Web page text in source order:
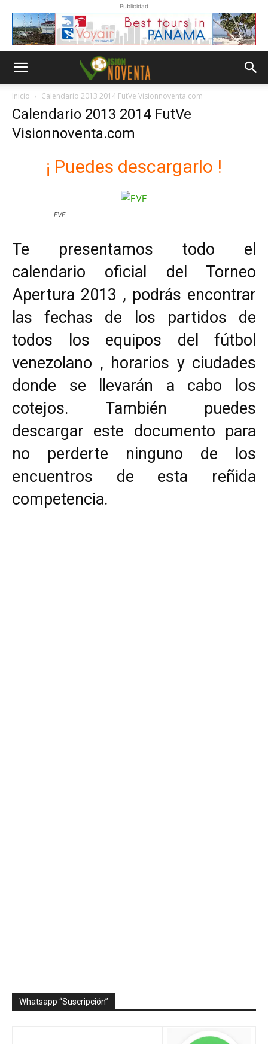
Publicidad
Inicio Calendario 2013 2014 FutVe Visionnoventa.com
Calendario 2013 2014 FutVe
Visionnoventa.com
¡ Puedes descargarlo !
FVF
Te presentamos todo el
calendario oficial del Torneo
Apertura 2013 , podrás encontrar
las fechas de los partidos de
todos los equipos del fútbol
venezolano , horarios y ciudades
donde se llevarán a cabo los
cotejos. También puedes
descargar este documento para
no perderte ninguno de los
encuentros de esta reñida
competencia.
Whatsapp “Suscripción”